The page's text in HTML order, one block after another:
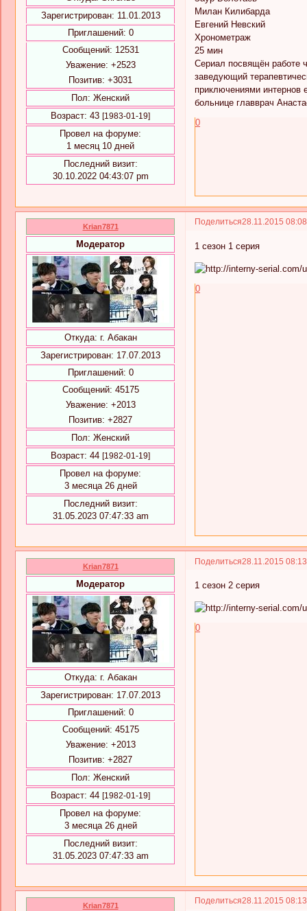
Зарегистрирован: 11.01.2013
Приглашений: 0
Сообщений: 12531
Уважение: +2523
Позитив: +3031
Пол: Женский
Возраст: 43 [1983-01-19]
Провел на форуме:
1 месяц 10 дней
Последний визит:
30.10.2022 04:43:07 pm
Милан Килибарда
Евгений Невский
Хронометраж
25 мин
Сериал посвящён работе
заведующий
приключениями интернов
больнице главврач
0
Поделиться28.11.2015
Krian7871
Модератор
Откуда: г. Абакан
Зарегистрирован: 17.07.2013
Приглашений: 0
Сообщений: 45175
Уважение: +2013
Позитив: +2827
Пол: Женский
Возраст: 44 [1982-01-19]
Провел на форуме:
3 месяца 26 дней
Последний визит:
31.05.2023 07:47:33 am
1 сезон 1 серия
0
Поделиться28.11.2015
Krian7871
Модератор
Откуда: г. Абакан
Зарегистрирован: 17.07.2013
Приглашений: 0
Сообщений: 45175
Уважение: +2013
Позитив: +2827
Пол: Женский
Возраст: 44 [1982-01-19]
Провел на форуме:
3 месяца 26 дней
Последний визит:
31.05.2023 07:47:33 am
1 сезон 2 серия
0
Поделиться28.11.2015
Krian7871